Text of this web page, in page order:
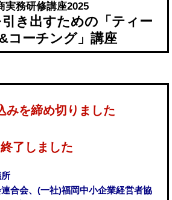
実務研修講座2025
き出すための「ティー
コーチング」講座
みを締め切りました
終了しました
所
連合会、(一社)福岡中小企業経営者協